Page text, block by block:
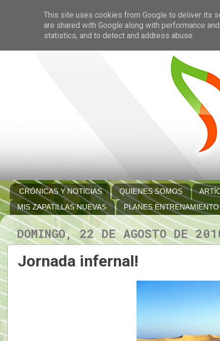
CRÓNICAS Y NOTICIAS QUIENES SOMOS
MIS ZAPATILLAS NUEVAS
PLANES ENTRENAMIENTO
DOMINGO, 22 DE AGOSTO DE
Jornada infernal!
This site uses cookies from Google to deliver its
are shared with Google along with performance
statistics, and to detect and address abuse.